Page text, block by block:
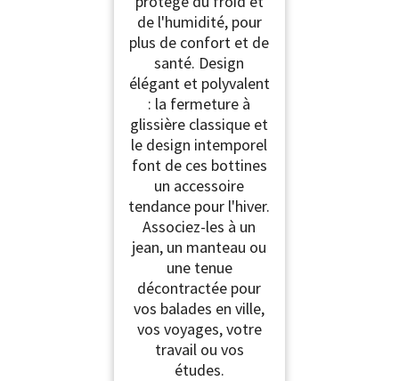
de l'humidité, pour
plus de confort et de
santé. Design
élégant et polyvalent
: la fermeture à
glissière classique et
le design intemporel
font de ces bottines
un accessoire
tendance pour l'hiver.
Associez-les à un
jean, un manteau ou
une tenue
décontractée pour
vos balades en ville,
vos voyages, votre
travail ou vos
études.